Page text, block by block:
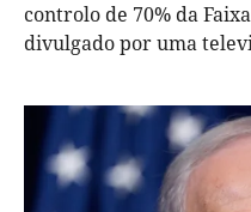
controlo de 70% da
divulgado por uma